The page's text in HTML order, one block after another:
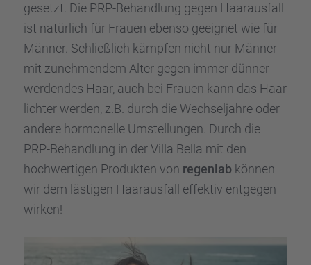
gesetzt. Die PRP-Behand­lung gegen Haaraus­fall
ist natür­lich für Frauen ebenso geeig­net wie für
Männer. Schließ­lich kämpfen nicht nur Männer
mit zuneh­men­dem Alter gegen immer dünner
werden­des Haar, auch bei Frauen kann das Haar
lichter werden, z.B. durch die Wechsel­jahre oder
andere hormo­nelle Umstel­lun­gen. Durch die
PRP-Behand­lung in der Villa Bella mit den
hochwer­ti­gen Produk­ten von regen­labkönnen
wir dem lästi­gen Haaraus­fall effek­tiv entge­gen
wirken!